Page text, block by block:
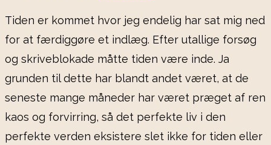
Tiden er kommet hvor jeg endelig har sat mig ned
for at færdiggøre et indlæg. Efter utallige forsøg
og skriveblokade måtte tiden være inde. Ja
grunden til dette har blandt andet været, at de
seneste mange måneder har været præget af ren
kaos og forvirring, så det perfekte liv i den
perfekte verden eksistere slet ikke for tiden eller